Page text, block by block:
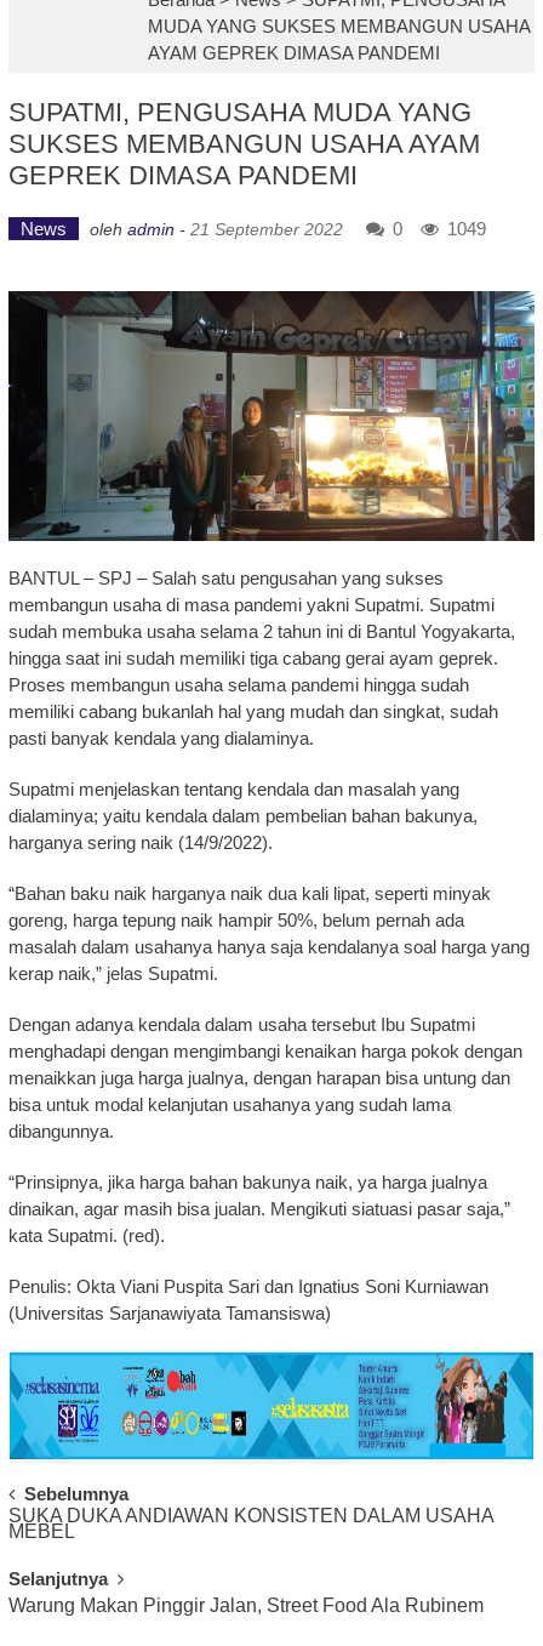
MUDA YANG SUKSES MEMBANGUN USAHA
AYAM GEPREK DIMASA PANDEMI
SUPATMI, PENGUSAHA MUDA YANG
SUKSES MEMBANGUN USAHA AYAM
GEPREK DIMASA PANDEMI
News oleh admin - 21 September 2022 0 1049
BANTUL – SPJ – Salah satu pengusahan yang sukses
membangun usaha di masa pandemi yakni Supatmi. Supatmi
sudah membuka usaha selama 2 tahun ini di Bantul Yogyakarta,
hingga saat ini sudah memiliki tiga cabang gerai ayam geprek.
Proses membangun usaha selama pandemi hingga sudah
memiliki cabang bukanlah hal yang mudah dan singkat, sudah
pasti banyak kendala yang dialaminya.
Supatmi menjelaskan tentang kendala dan masalah yang
dialaminya; yaitu kendala dalam pembelian bahan bakunya,
harganya sering naik (14/9/2022).
“Bahan baku naik harganya naik dua kali lipat, seperti minyak
goreng, harga tepung naik hampir 50%, belum pernah ada
masalah dalam usahanya hanya saja kendalanya soal harga yang
kerap naik,” jelas Supatmi.
Dengan adanya kendala dalam usaha tersebut Ibu Supatmi
menghadapi dengan mengimbangi kenaikan harga pokok dengan
menaikkan juga harga jualnya, dengan harapan bisa untung dan
bisa untuk modal kelanjutan usahanya yang sudah lama
dibangunnya.
“Prinsipnya, jika harga bahan bakunya naik, ya harga jualnya
dinaikan, agar masih bisa jualan. Mengikuti siatuasi pasar saja,”
kata Supatmi. (red).
Penulis: Okta Viani Puspita Sari dan Ignatius Soni Kurniawan
(Universitas Sarjanawiyata Tamansiswa)
Post
Navigation
Sebelumnya
SUKA DUKA ANDIAWAN KONSISTEN DALAM USAHA
MEBEL
Selanjutnya
Warung Makan Pinggir Jalan, Street Food Ala Rubinem